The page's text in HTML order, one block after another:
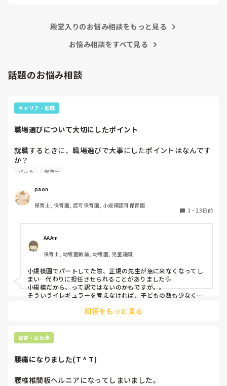
殿堂入りのお悩み相談をもっと見る
お悩み相談をすべて見る
話題のお悩み相談
キャリア・転職
職場選びについて大切にしたポイント
就職するときに、職場選びで大事にしたポイントはなんです
か？
大きな園と小さな園、いろんな保育園がある中で、それぞれ
パートとして働くならどっちがいいかなど参考にしたいので
教えてください。
パート 保育士
paon
保育士, 保育園, 認可保育園, 小規模認可保育園
1 ・ 23日前
AAAm
保育士, 幼稚園教諭, 幼稚園, 児童施設
小規模園でパートしてた際、正規の先生が急に来なくなってし
まい…代わりに担任させられることがありました💦
小規模だから、って訳ではないのかもですが。。
そういうイレギュラーを考えなければ、子どもの数も少なく、
逆に今は割と大きめな園ですが、先生の数も多く、その分子ど
どちらが合うか、それぞれかと思いますが、私は園見学に行っ
た時の先生達の雰囲気などはよーーく見ています！
回答をもっと見る
保育・お仕事
腰痛になりました(T ^ T)
腰椎椎間板ヘルニアになってしまいました。